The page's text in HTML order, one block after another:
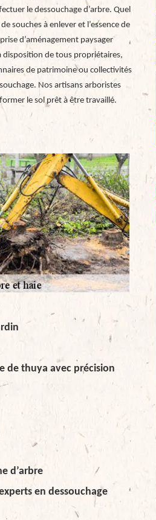
le dessouchage d’arbre. Quel
souches à enlever et l’essence de
d’aménagement paysager
disposition de tous propriétaires,
de patrimoine ou collectivités
Nos artisans arboristes
le sol prêt à être travaillé.
de thuya avec précision
d’arbre
en dessouchage